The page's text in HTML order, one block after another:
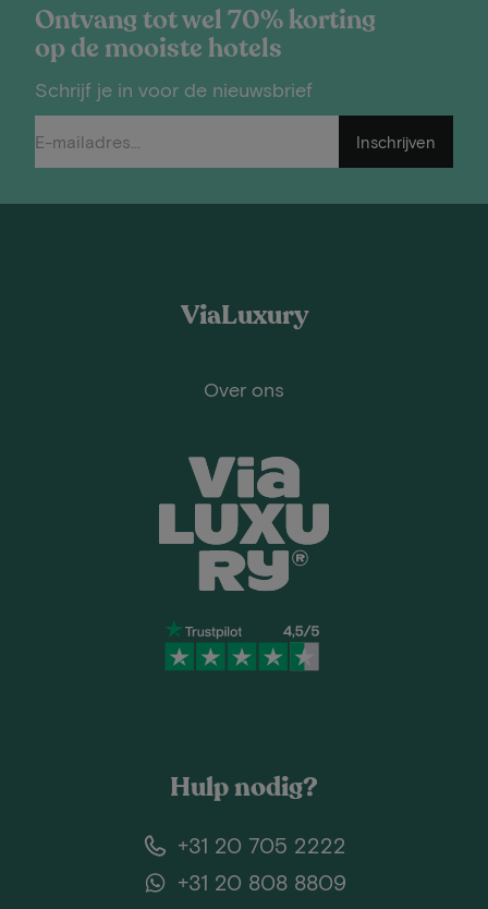
Ontvang tot wel 70% korting
op de mooiste hotels
Schrijf je in voor de nieuwsbrief
Inschrijven
ViaLuxury
Over ons
Hulp nodig?
+31 20 705 2222
+31 20 808 8809